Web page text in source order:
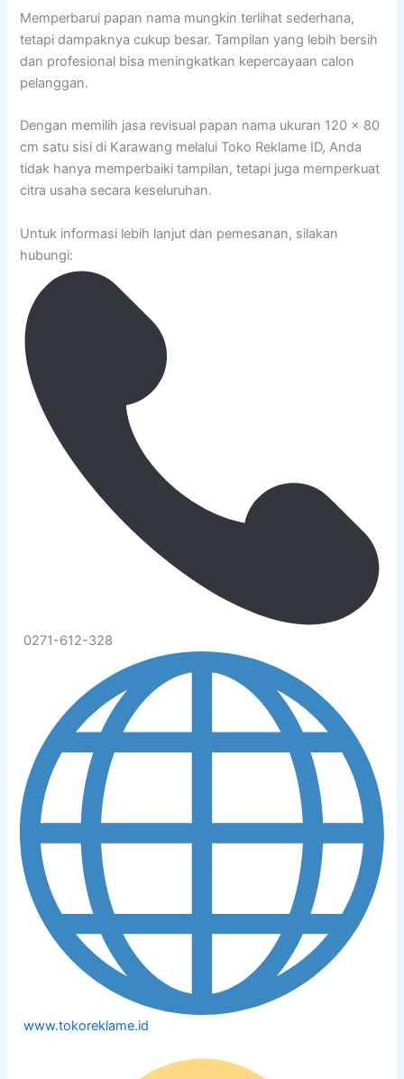
Memperbarui papan nama mungkin terlihat sederhana,
tetapi dampaknya cukup besar. Tampilan yang lebih bersih
dan profesional bisa meningkatkan kepercayaan calon
pelanggan.
Dengan memilih jasa revisual papan nama ukuran 120 x 80
cm satu sisi di Karawang melalui Toko Reklame ID, Anda
tidak hanya memperbaiki tampilan, tetapi juga memperkuat
citra usaha secara keseluruhan.
Untuk informasi lebih lanjut dan pemesanan, silakan
hubungi:
0271-612-328
www.tokoreklame.id